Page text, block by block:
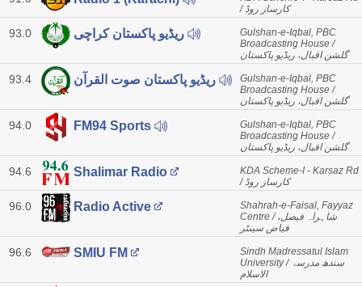
/ کارساز روڈ
93.0
Gulshan-e-Iqbal, PBC
Broadcasting House /
گلشن اقبال، ریڈیو پاکستان
93.4
Gulshan-e-Iqbal, PBC
Broadcasting House /
گلشن اقبال، ریڈیو پاکستان
94.0 FM94 Sports
Gulshan-e-Iqbal, PBC
Broadcasting House /
گلشن اقبال، ریڈیو پاکستان
94.6 Shalimar Radio
KDA Scheme-I - Karsaz Rd
/ کارساز روڈ
96.0 Radio Active
Shahrah-e-Faisal, Fayyaz
Centre / شاہراہ فیصل،
فیاض سینٹر
96.6 SMIU FM
Sindh Madressatul Islam
University / سندھ مدرسۃ
الاسلام